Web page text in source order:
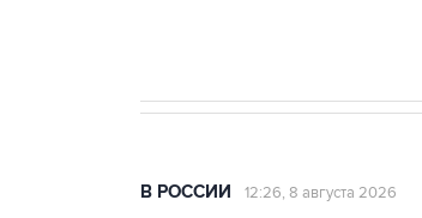
В РОССИИ 12:26, 8 августа 2026